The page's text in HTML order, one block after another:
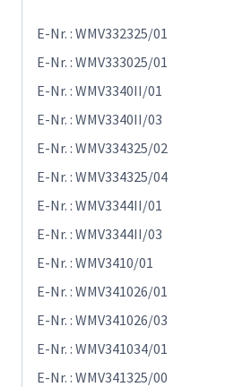
E-Nr. : WMV332325/01
E-Nr. : WMV333025/01
E-Nr. : WMV3340II/01
E-Nr. : WMV3340II/03
E-Nr. : WMV334325/02
E-Nr. : WMV334325/04
E-Nr. : WMV3344II/01
E-Nr. : WMV3344II/03
E-Nr. : WMV3410/01
E-Nr. : WMV341026/01
E-Nr. : WMV341026/03
E-Nr. : WMV341034/01
E-Nr. : WMV341325/00